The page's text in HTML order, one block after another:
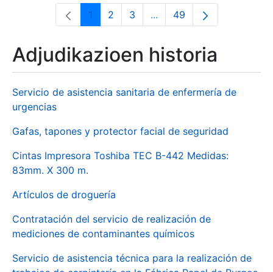
Orrialdea
1 Orrialdea
2 Orrialdea
3 ...Intermediate Pages Use
Orrialdea
49
Adjudikazioen historia
Servicio de asistencia sanitaria de enfermería de
urgencias
Gafas, tapones y protector facial de seguridad
Cintas Impresora Toshiba TEC B-442 Medidas:
83mm. X 300 m.
Artículos de droguería
Contratación del servicio de realización de
mediciones de contaminantes químicos
Servicio de asistencia técnica para la realización de